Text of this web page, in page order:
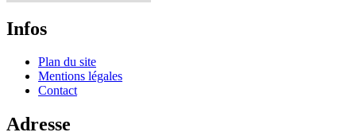
Infos
Plan du site
Mentions légales
Contact
Adresse